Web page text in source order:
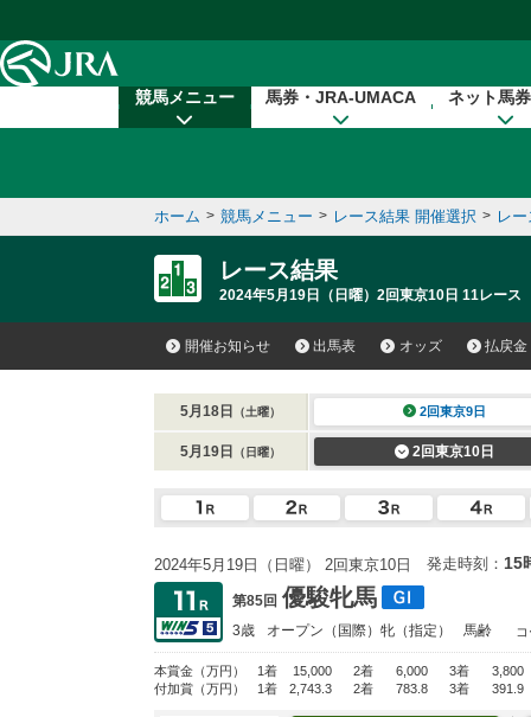
競馬メニュー 馬券・JRA-UMACA ネット馬
ホーム > 競馬メニュー > レース結果 開催選択 > レ
レース結果
2024年5月19日（日曜）2回東京10日 11レース
開催お知らせ 出馬表 オッズ 払戻金
5月18日 （土曜） 2回東京9日
5月19日 （日曜） 2回東京10日
2024年5月19日（日曜） 2回東京10日 発走時刻： 15
第85回 優駿牝馬
3歳 オープン （国際）牝（指定） 馬齢
本賞金 （万円） 1着 15,000 2着 6,000 3着
3,800
付加賞 （万円） 1着 2,743.3 2着 783.8 3着 391.9